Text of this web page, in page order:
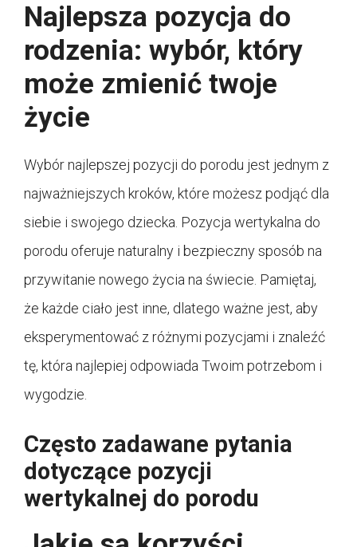
Najlepsza pozycja do
rodzenia: wybór, który
może zmienić twoje
życie
Wybór najlepszej pozycji do porodu jest jednym z
najważniejszych kroków, które możesz podjąć dla
siebie i swojego dziecka. Pozycja wertykalna do
porodu oferuje naturalny i bezpieczny sposób na
przywitanie nowego życia na świecie. Pamiętaj,
że każde ciało jest inne, dlatego ważne jest, aby
eksperymentować z różnymi pozycjami i znaleźć
tę, która najlepiej odpowiada Twoim potrzebom i
wygodzie.
Często zadawane pytania
dotyczące pozycji
wertykalnej do porodu